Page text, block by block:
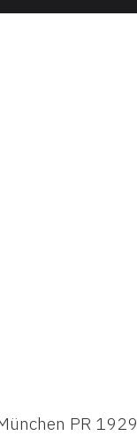
PR 1929